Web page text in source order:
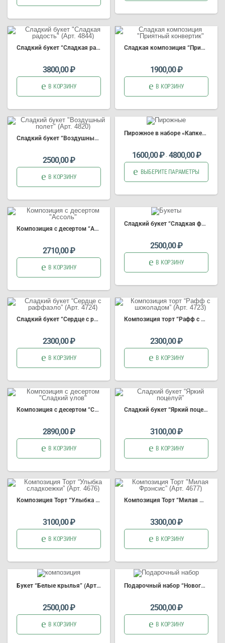
Сладкий букет “Сладкая радость” (Арт. 4844)
3800,00₽
В КОРЗИНУ
Сладкая композиция “Приятный конвертик”
1900,00₽
В КОРЗИНУ
Сладкий букет “Воздушный полет” (Арт. 4820)
2500,00₽
В КОРЗИНУ
Пирожное в наборе «Капкейки» (Арт.4266)
1600,00₽- 4800,00₽
ВЫБЕРИТЕ ПАРАМЕТРЫ
Композиция с десертом “Ассоль”
2710,00₽
В КОРЗИНУ
Сладкий букет “Сладкая фантазия”(Арт 4556)
2500,00₽
В КОРЗИНУ
Сладкий букет “Сердце с раффаэло” (Арт. 4724)
2300,00₽
В КОРЗИНУ
Композиция торт “Рафф с шоколадом” (Арт. 4723)
2300,00₽
В КОРЗИНУ
Композиция с десертом “Сладкий улов”
2890,00₽
В КОРЗИНУ
Сладкий букет “Яркий поцелуй”
3100,00₽
В КОРЗИНУ
Композиция Торт “Улыбка сладкоежки” (Арт. 4676)
3100,00₽
В КОРЗИНУ
Композиция Торт “Милая Фрэнсис” (Арт. 4677)
3300,00₽
В КОРЗИНУ
Букет “Белые крылья” (Арт. 4655)
2500,00₽
В КОРЗИНУ
Подарочный набор “Новогоднее мерцание”
2500,00₽
В КОРЗИНУ